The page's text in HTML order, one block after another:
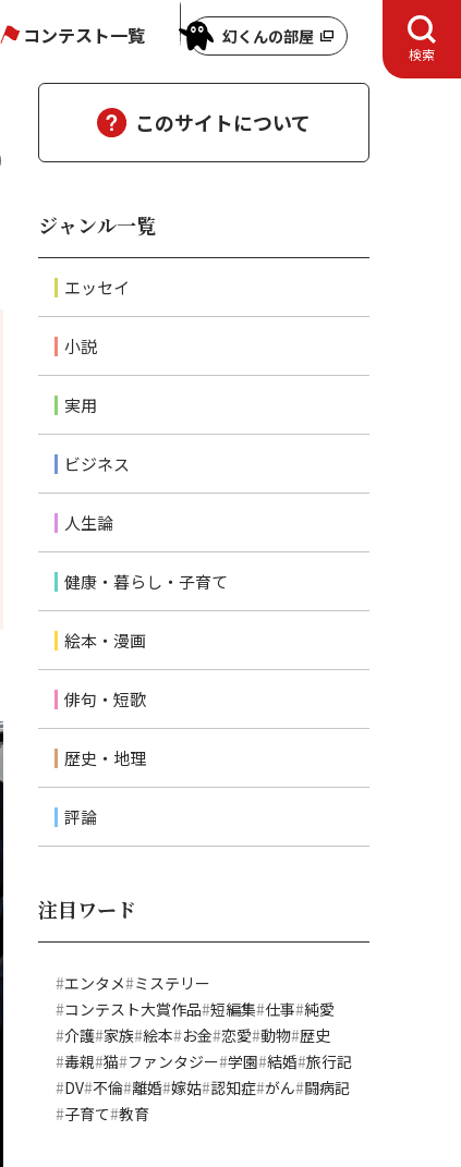
コンテスト一覧 幻くんの部屋
検索
このサイトについて
ジャンル一覧
エッセイ
小説
実用
ビジネス
人生論
健康・暮らし・子育て
絵本・漫画
俳句・短歌
歴史・地理
評論
注目ワード
エンタメ ミステリー
コンテスト大賞作品 短編集 仕事 純愛
介護 家族 絵本 お金 恋愛 動物 歴史
毒親 猫 ファンタジー 学園 結婚 旅行記
DV 不倫 離婚 嫁姑 認知症 がん 闘病記
子育て 教育